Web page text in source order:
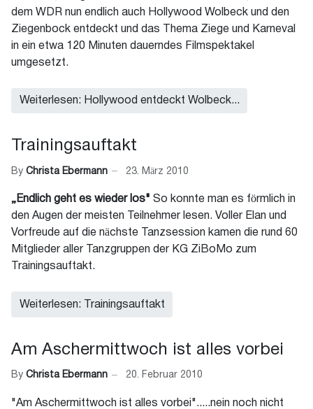
dem WDR nun endlich auch Hollywood Wolbeck und den
Ziegenbock entdeckt und das Thema Ziege und Karneval
in ein etwa 120 Minuten dauerndes Filmspektakel
umgesetzt.
Weiterlesen: Hollywood entdeckt Wolbeck...
Trainingsauftakt
By Christa Ebermann 23. März 2010
„Endlich geht es wieder los" So konnte man es förmlich in
den Augen der meisten Teilnehmer lesen. Voller Elan und
Vorfreude auf die nächste Tanzsession kamen die rund 60
Mitglieder aller Tanzgruppen der KG ZiBoMo zum
Trainingsauftakt.
Weiterlesen: Trainingsauftakt
Am Aschermittwoch ist alles vorbei
By Christa Ebermann 20. Februar 2010
"Am Aschermittwoch ist alles vorbei".....nein noch nicht